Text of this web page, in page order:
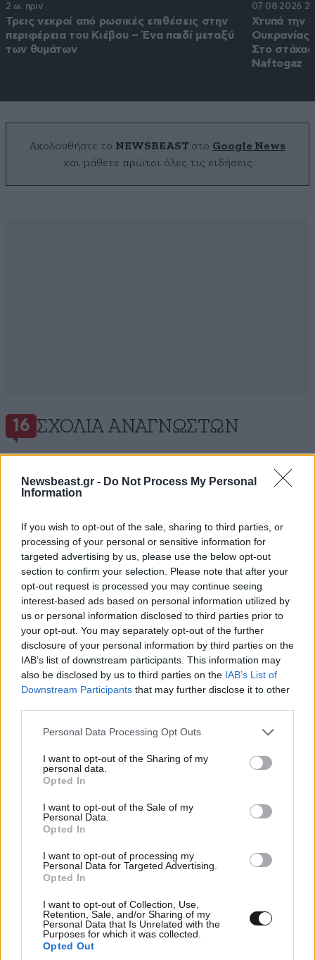
Newsbeast.gr - Do Not Process My Personal
Information
If you wish to opt-out of the sale, sharing to third parties, or
processing of your personal or sensitive information for
targeted advertising by us, please use the below opt-out
section to confirm your selection. Please note that after your
opt-out request is processed you may continue seeing
interest-based ads based on personal information utilized by
us or personal information disclosed to third parties prior to
your opt-out. You may separately opt-out of the further
disclosure of your personal information by third parties on the
IAB’s list of downstream participants. This information may
also be disclosed by us to third parties on the IAB’s List of
Downstream Participants that may further disclose it to other
Please note that this website/app uses one or more Google
not limited to your visit or usage behaviour. You may click to
grant or deny consent to Google and its third-party tags to
use your data for below specified purposes in below Google
consent section.
Personal Data Processing Opt Outs
I want to opt-out of the Sharing of my
personal data.
Opted In
I want to opt-out of the Sale of my
Personal Data.
Opted In
I want to opt-out of processing my
Personal Data for Targeted Advertising.
Opted In
I want to opt-out of Collection, Use,
Retention, Sale, and/or Sharing of my
Personal Data that Is Unrelated with the
Purposes for which it was collected.
Opted Out
2 ω. πριν
Τρεις νεκροί από ρωσικές επιθέσεις στην
περιφέρεια του Κιέβου – Ένα παιδί μεταξύ
των θυμάτων
07·08·2026
Χτυπά την
Ουκρανίας
Στο
Naftogaz
Ακολουθήστε το NEWSBEAST στο Google News
και μάθετε πρώτοι όλες τις ειδήσεις
16 ΣΧΌΛΙΑ ΑΝΑΓΝΩΣΤΏΝ
ΠΡΟΣΘΕΣΤΕ ΤΟ ΣΧΟΛΙΟ ΣΑΣ
Διαβάστε και ακολουθήστε τους κανόνες σχολιασμού
ΠΡΟΣΘΗΚΗ
Eri Andriako
Μεγάλε Πούτιν!!! Έφαγες τη ναζιστική Γερμανία τώρα
θα φας και τη ναζιστική Ουκρανία!!!
Απαντήστε